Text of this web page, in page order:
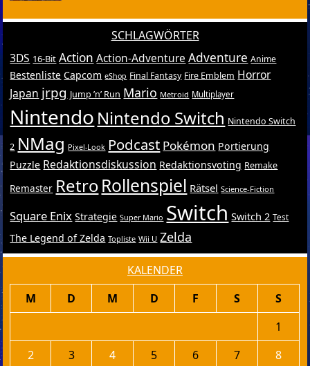
SCHLAGWÖRTER
3DS 16-Bit Action Action-Adventure Adventure Anime
Bestenliste Capcom eShop Final Fantasy Fire Emblem Horror
Japan jrpg Jump ’n’ Run Mario Metroid Multiplayer
Nintendo Nintendo Switch Nintendo Switch
2 NMag Pixel-Look Podcast Pokémon Portierung
Puzzle Redaktionsdiskussion Redaktionsvoting Remake
Remaster RetroRollenspiel Rätsel Science-Fiction
Square Enix Strategie Super Mario Switch Switch 2 Test
The Legend of Zelda Topliste Wii U Zelda
KALENDER
M D M D F S
S
1
2
3 4 5 6 7
8